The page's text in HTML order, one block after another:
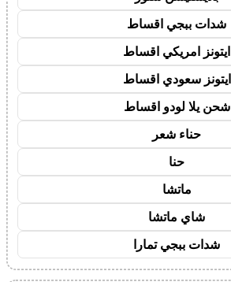
شدات ببجي اقساط
ايتونز امريكي اقساط
ايتونز سعودي اقساط
شحن يلا لودو اقساط
حناء شعر
حنا
ماتشا
شاي ماتشا
شدات ببجي تمارا